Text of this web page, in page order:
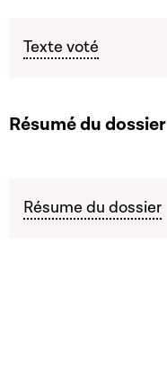
Texte voté
Résumé du dossier
Résume du dossier